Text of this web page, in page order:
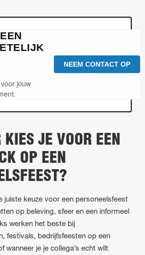
jouw
NEEM CONTACT OP
KIES JE VOOR EEN
OP EEN
juiste keuze voor een personeelsfeest
op beleving, sfeer en een informeel
werken het beste bij
festivals, bedrijfsfeesten op een
wanneer je je collega’s echt wilt